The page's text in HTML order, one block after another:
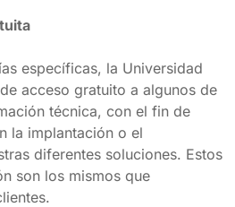
específicas, la Universidad
acceso gratuito a algunos de
técnica, con el fin de
la implantación o el
diferentes soluciones. Estos
son los mismos que